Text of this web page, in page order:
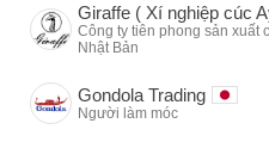
Giraffe ( Xí nghiệp cúc
Công ty tiên phong sản xuất
Nhật Bản
Gondola Trading
Người làm móc